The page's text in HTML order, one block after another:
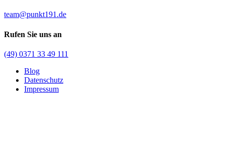
team@punkt191.de
Rufen Sie uns an
(49) 0371 33 49 111
Blog
Datenschutz
Impressum